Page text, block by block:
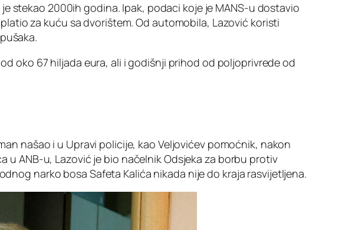
stekao 2000ih godina. Ipak, podaci koje je MANS-u dostavio
za kuću sa dvorištem. Od automobila, Lazović koristi
oko 67 hiljada eura, ali i godišnji prihod od poljoprivrede od
našao i u Upravi policije, kao Veljovićev pomoćnik, nakon
u ANB-u, Lazović je bio načelnik Odsjeka za borbu protiv
narko bosa Safeta Kalića nikada nije do kraja rasvijetljena.